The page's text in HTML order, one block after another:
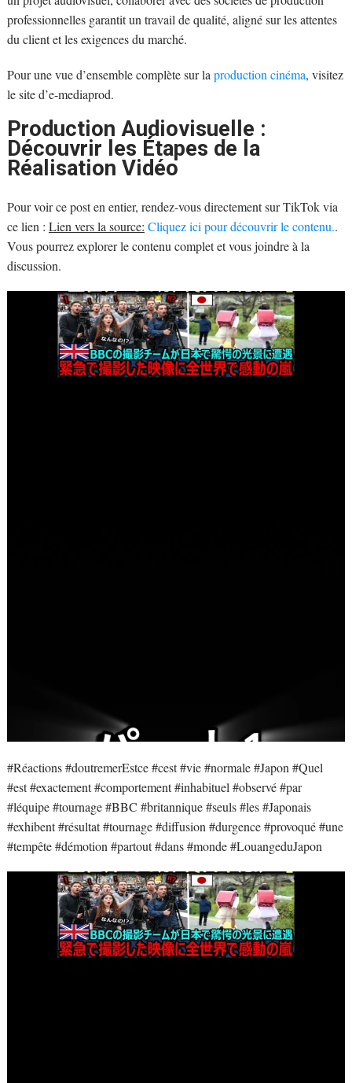
professionnelles garantit un travail de qualité, aligné sur les attentes
du client et les exigences du marché.
Pour une vue d’ensemble complète sur la production cinéma, visitez
le site d’e-mediaprod.
Production Audiovisuelle :
Découvrir les Étapes de la
Réalisation Vidéo
Pour voir ce post en entier, rendez-vous directement sur TikTok via
ce lien : Lien vers la source: Cliquez ici pour découvrir le contenu..
Vous pourrez explorer le contenu complet et vous joindre à la
discussion.
#Réactions #doutremerEstce #cest #vie #normale #Japon #Quel
#est #exactement #comportement #inhabituel #observé #par
#léquipe #tournage #BBC #britannique #seuls #les #Japonais
#exhibent #résultat #tournage #diffusion #durgence #provoqué #une
#tempête #démotion #partout #dans #monde #LouangeduJapon